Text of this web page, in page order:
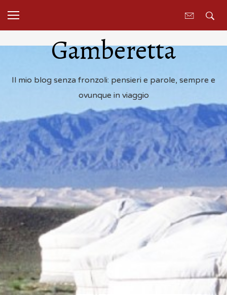
Gamberetta
Il mio blog senza fronzoli: pensieri e parole, sempre e
ovunque in viaggio